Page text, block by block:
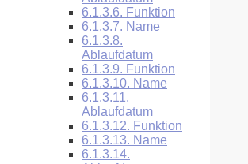
6.1.3.6. Funktion
6.1.3.7. Name
6.1.3.8.
Ablaufdatum
6.1.3.9. Funktion
6.1.3.10. Name
6.1.3.11.
Ablaufdatum
6.1.3.12. Funktion
6.1.3.13. Name
6.1.3.14.